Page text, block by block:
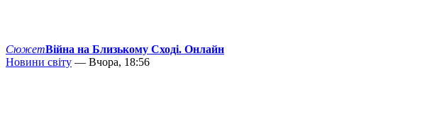
СюжетВійна на Близькому Сході. Онлайн
Новини світу — Вчора, 18:56